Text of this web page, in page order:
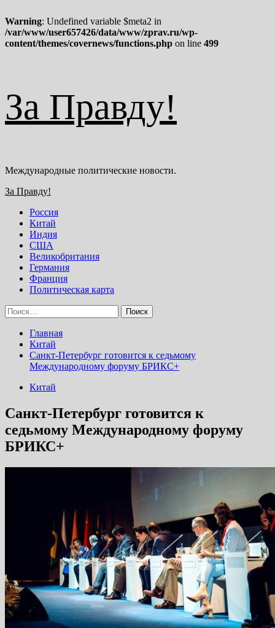
Warning: Undefined variable $meta2 in
/var/www/user657426/data/www/zprav.ru/wp-
content/themes/covernews/functions.php on line 499
к
содержимому
За Правду!
Международные политические новости.
Основное
За Правду!
Россия
Китай
Индия
США
Великобритания
Германия
Франция
Политическая карта
Найти:
Главная
Китай
Санкт-Петербург готовится к седьмому
Международному форуму БРИКС+
Китай
Санкт-Петербург готовится к
седьмому Международному форуму
БРИКС+